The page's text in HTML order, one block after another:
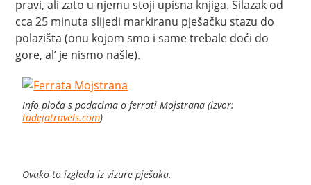
pravi, ali zato u njemu stoji upisna knjiga. Silazak od
cca 25 minuta slijedi markiranu pješačku stazu do
polazišta (onu kojom smo i same trebale doći do
gore, al’ je nismo našle).
Info ploča s podacima o ferrati Mojstrana (izvor:
tadejatravels.com)
Ovako to izgleda iz vizure pješaka.